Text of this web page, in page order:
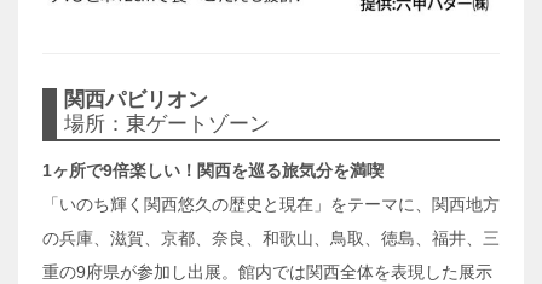
関西パビリオン
場所：東ゲートゾーン
1ヶ所で9倍楽しい！関西を巡る旅気分を満喫
「いのち輝く関西悠久の歴史と現在」をテーマに、関西地方
の兵庫、滋賀、京都、奈良、和歌山、鳥取、徳島、福井、三
重の9府県が参加し出展。館内では関西全体を表現した展示